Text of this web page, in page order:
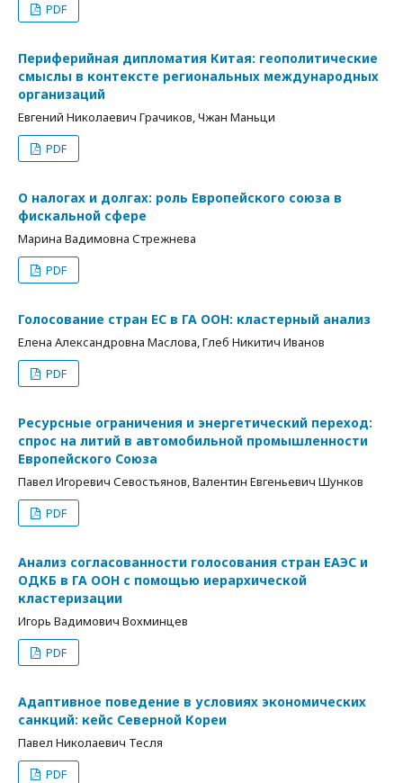
PDF
Периферийная дипломатия Китая: геополитические
смыслы в контексте региональных международных
организаций
Евгений Николаевич Грачиков, Чжан Маньци
PDF
О налогах и долгах: роль Европейского союза в
фискальной сфере
Марина Вадимовна Стрежнева
PDF
Голосование стран ЕС в ГА ООН: кластерный анализ
Елена Александровна Маслова, Глеб Никитич Иванов
PDF
Ресурсные ограничения и энергетический переход:
спрос на литий в автомобильной промышленности
Европейского Союза
Павел Игоревич Севостьянов, Валентин Евгеньевич Шунков
PDF
Анализ согласованности голосования стран ЕАЭС и
ОДКБ в ГА ООН с помощью иерархической
кластеризации
Игорь Вадимович Вохминцев
PDF
Адаптивное поведение в условиях экономических
санкций: кейс Северной Кореи
Павел Николаевич Тесля
PDF